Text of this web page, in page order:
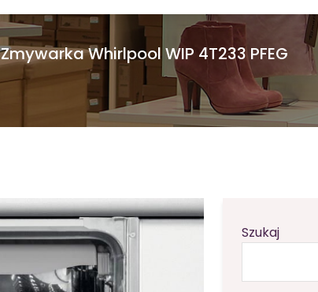
Zmywarka Whirlpool WIP 4T233 PFEG
Szukaj